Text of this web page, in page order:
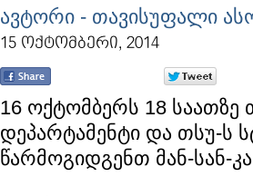
ავტორი - თავისუფალი
15 ოქტომბერი, 2014
16 ოქტომბერს 18
დეპარტამენტი და თსუ-ს
წარმოგიდგენთ მან-სან-